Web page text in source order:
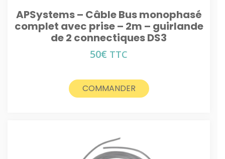
APSystems – Câble Bus monophasé
complet avec prise – 2m – guirlande
de 2 connectiques DS3
50€ TTC
COMMANDER